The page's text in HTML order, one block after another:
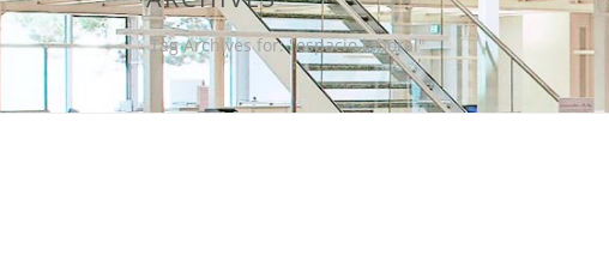
Tag Archives for: "espacio laboral"